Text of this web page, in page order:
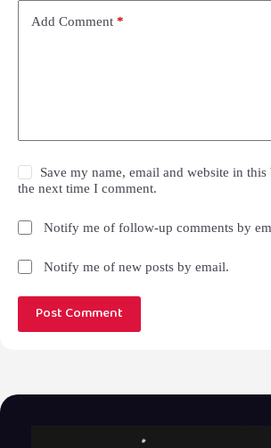
Add Comment *
Save my name, email and website in
the next time I comment.
Notify me of follow-up comments by
Notify me of new posts by email.
Post Comment